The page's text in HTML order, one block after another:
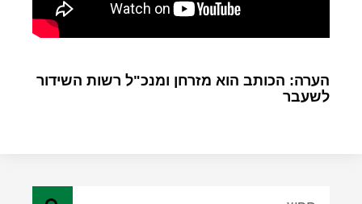
הערה: הכותב הוא מזרחן ומנכ"ל רשות השידור
לשעבר